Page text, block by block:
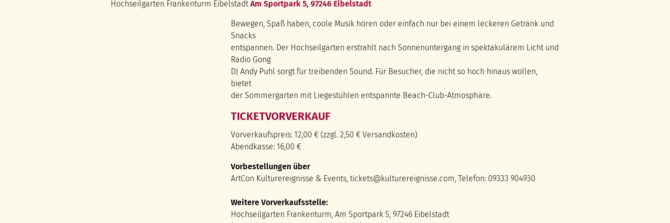
Osipov
Hochseilgarten Frankenturm Eibelstadt Am Sportpark 5, 97246 Eibelstadt
Bewegen, Spaß haben, coole Musik hören oder einfach nur bei einem leckeren Getränk und
Snacks
entspannen. Der Hochseilgarten erstrahlt nach Sonnenuntergang in spektakulärem Licht und
Radio Gong
DJ Andy Puhl sorgt für treibenden Sound. Für Besucher, die nicht so hoch hinaus wollen,
bietet
der Sommergarten mit Liegestühlen entspannte Beach-Club-Atmosphäre.
TICKETVORVERKAUF
Vorverkaufspreis: 12,00 € (zzgl. 2,50 € Versandkosten)
Abendkasse: 16,00 €
Vorbestellungen über
ArtCon Kulturereignisse & Events, tickets@kulturereignisse.com, Telefon: 09333 904930
Weitere Vorverkaufsstelle:
Hochseilgarten Frankenturm, Am Sportpark 5, 97246 Eibelstadt